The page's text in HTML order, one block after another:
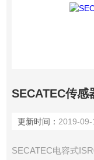
SECATEC传感
更新时间： 2019-09-
SECATEC电容式